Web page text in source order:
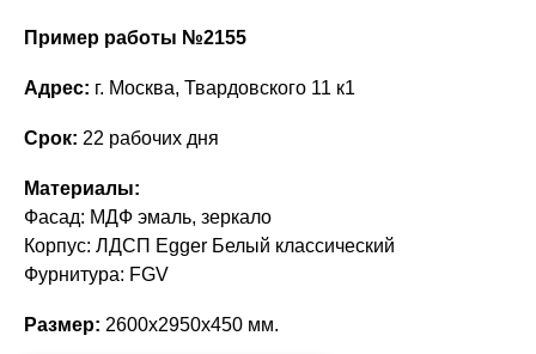
Пример работы №2155
Адрес: г. Москва, Твардовского 11 к1
Срок: 22 рабочих дня
Материалы:
Фасад: МДФ эмаль, зеркало
Корпус: ЛДСП Egger Белый классический
Фурнитура: FGV
Размер: 2600х2950х450 мм.